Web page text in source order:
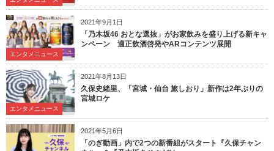
2021年9月1日
エンタメニュース
「乃木坂46 おとな選抜」がお家飲みを盛り上げる新キャ
ンペーン 適正飲酒啓発やARコンテンツ展開
2021年8月13日
エンタメニュース
久保史緒里、「宮城・仙台 旅しおり」新作は2年ぶりの
宮城ロケ
2021年5月6日
「のぎ動画」内で2つの新番組がスタート『久保チャン